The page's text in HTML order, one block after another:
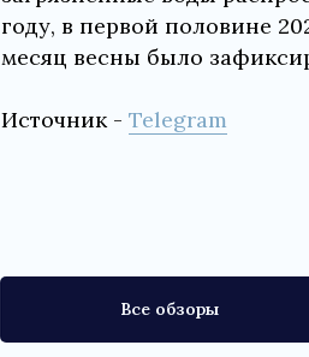
году, в первой половине
месяц весны было
Источник - Telegram
Все обзоры